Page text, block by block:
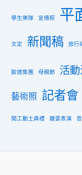
學生樂隊 宣傳照 平
文定 新聞稿 旅行
歐德集團 母親節 活
藝術照 記者會
開工動土典禮 雜耍表演